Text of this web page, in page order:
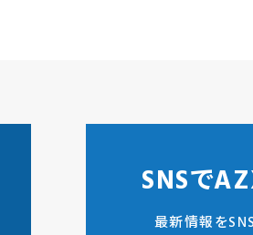
SNSで
最新情報を